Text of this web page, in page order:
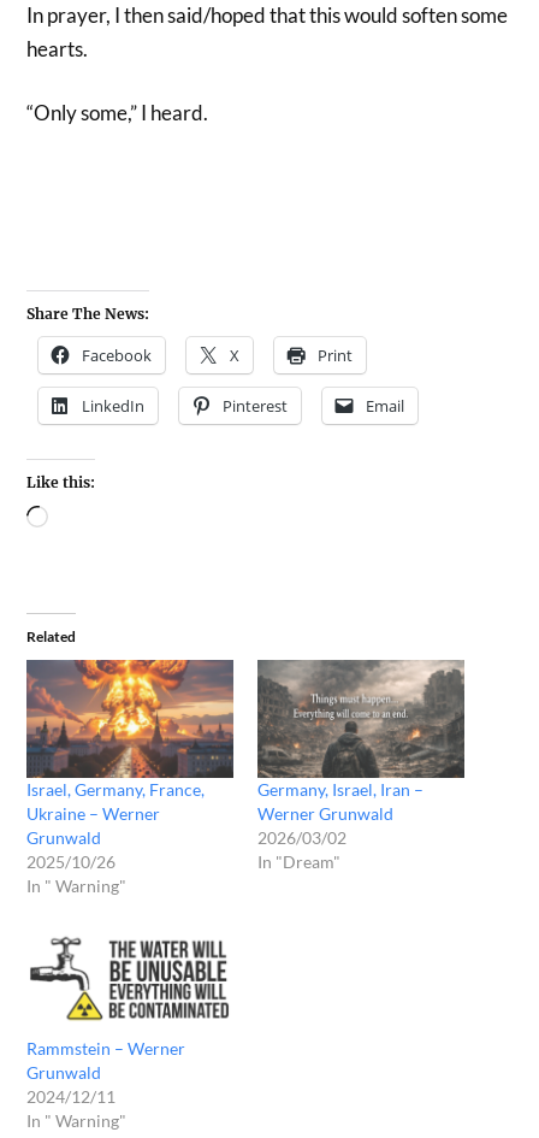
In prayer, I then said/hoped that this would soften some
hearts.
“Only some,” I heard.
Share The News:
Facebook X Print
LinkedIn Pinterest Email
Like this:
Related
Israel, Germany, France,
Ukraine – Werner
Grunwald
2025/10/26
In " Warning"
Germany, Israel, Iran –
Werner Grunwald
2026/03/02
In "Dream"
Rammstein – Werner
Grunwald
2024/12/11
In " Warning"